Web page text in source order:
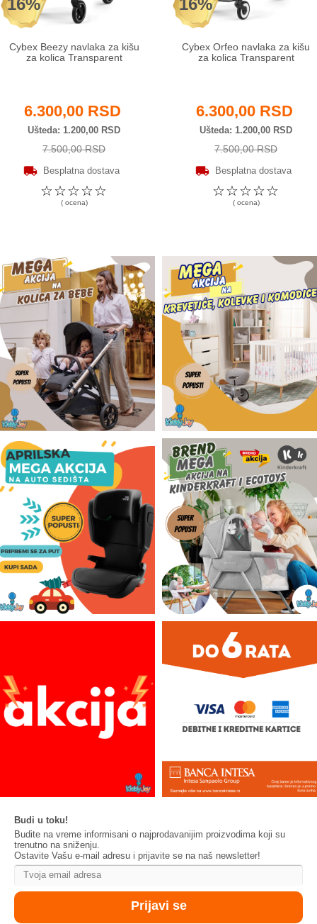
16%
Cybex Beezy navlaka za kišu
za kolica Transparent
6.300,00 RSD
Ušteda 1.200,00 RSD
7.500,00 RSD
Besplatna dostava
☆
☆
☆
☆
☆
( ocena)
16%
Cybex Orfeo navlaka za kišu
za kolica Transparent
6.300,00 RSD
Ušteda 1.200,00 RSD
7.500,00 RSD
Besplatna dostava
☆
☆
☆
☆
☆
( ocena)
Budi u toku!
Budite na vreme informisani o najprodavanijim proizvodima koji su
trenutno na sniženju.
Ostavite Vašu e-mail adresu i prijavite se na naš newsletter!